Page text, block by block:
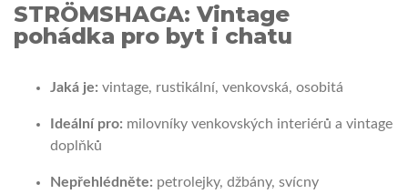
STRÖMSHAGA: Vintage
pohádka pro byt i chatu
Jaká je: vintage, rustikální, venkovská, osobitá
Ideální pro: milovníky venkovských interiérů a vintage
doplňků
Nepřehlédněte: petrolejky, džbány, svícny